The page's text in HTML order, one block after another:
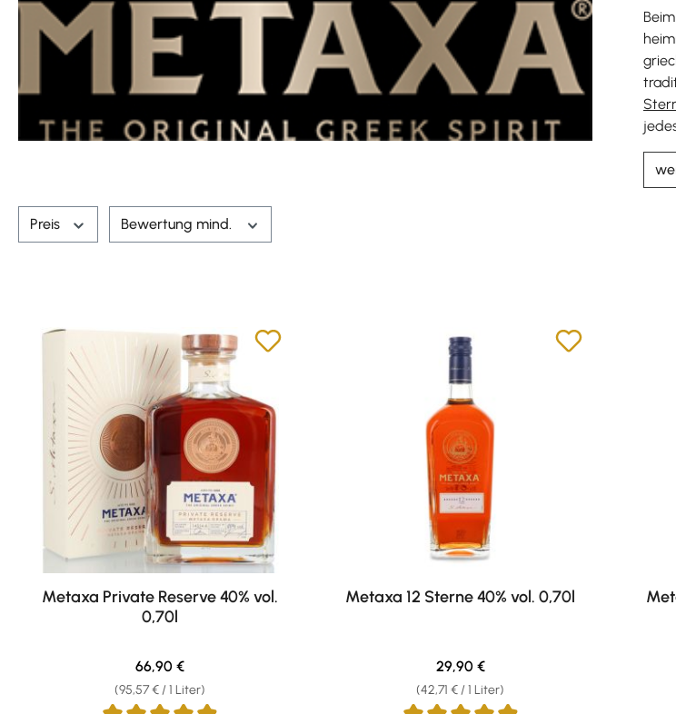
Preis Bewertung mind.
Metaxa Private Reserve 40% vol.
0,70l
(95,57 € / 1 Liter)
Regulärer Preis:
66,90 €
Metaxa 12 Sterne 40% vol. 0,70l
(42,71 € / 1 Liter)
Regulärer Preis:
29,90 €